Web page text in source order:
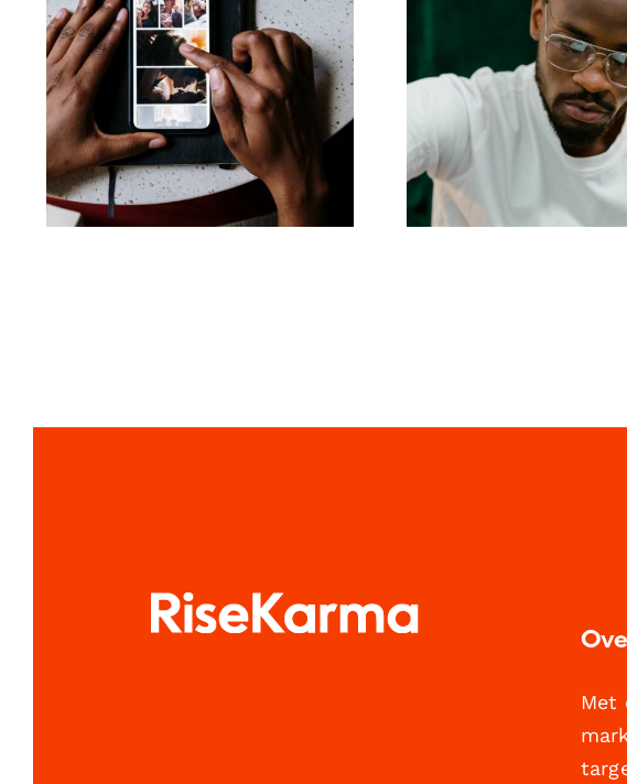
Top-Apps zum
Animieren von Fotos
für ansprechende
Facebook-Posts
Top 17 Tipps
Verbesserung
Verständnisses
TikTok-
Met